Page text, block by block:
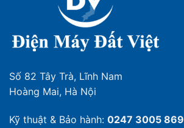
Số 82 Tây Trà, Lĩnh Nam
Hoàng Mai, Hà Nội
Kỹ thuật & Bảo hành: 0247 3005 869